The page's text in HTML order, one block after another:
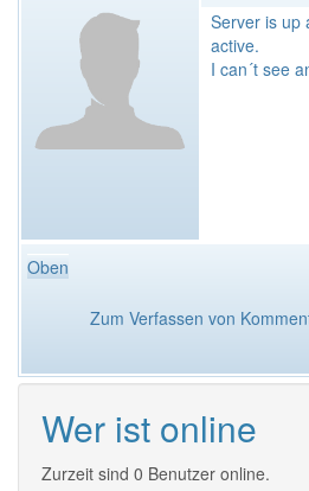
Server is up
active.
I can´t see
Oben
Zum Verfassen von
Wer ist online
Zurzeit sind 0 Benutzer online.